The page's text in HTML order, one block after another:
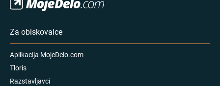
Za obiskovalce
Aplikacija MojeDelo.com
Tloris
Razstavljavci